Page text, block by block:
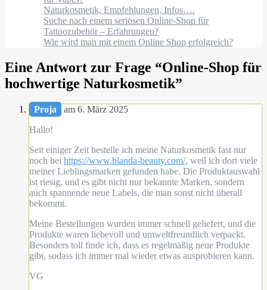
Naturkosmetik, Empfehlungen, Infos….
Suche nach einem seriösen Online-Shop für
Tattoozubehör – Erfahrungen?
Wie wird man mit einem Online Shop erfolgreich?
Eine Antwort zur Frage “Online-Shop für
hochwertige Naturkosmetik”
Proja
am 6. März 2025
Hallo!
Seit einiger Zeit bestelle ich meine Naturkosmetik fast nur
noch bei https://www.blanda-beauty.com/, weil ich dort viele
meiner Lieblingsmarken gefunden habe. Die Produktauswahl
ist riesig, und es gibt nicht nur bekannte Marken, sondern
auch spannende neue Labels, die man sonst nicht überall
bekommt.
Meine Bestellungen wurden immer schnell geliefert, und die
Produkte waren liebevoll und umweltfreundlich verpackt.
Besonders toll finde ich, dass es regelmäßig neue Produkte
gibt, sodass ich immer mal wieder etwas ausprobieren kann.
VG